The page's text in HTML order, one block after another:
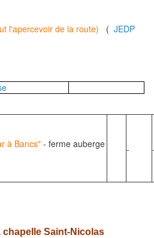
l'apercevoir de la route) ( JEDP
à Bancs" - ferme auberge -
chapelle Saint-Nicolas